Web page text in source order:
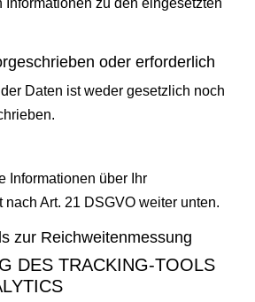
Informationen zu den eingesetzten
oder erforderlich
Daten ist weder gesetzlich noch
Informationen über Ihr
nach Art. 21 DSGVO weiter unten.
zur Reichweitenmessung
DES TRACKING-TOOLS